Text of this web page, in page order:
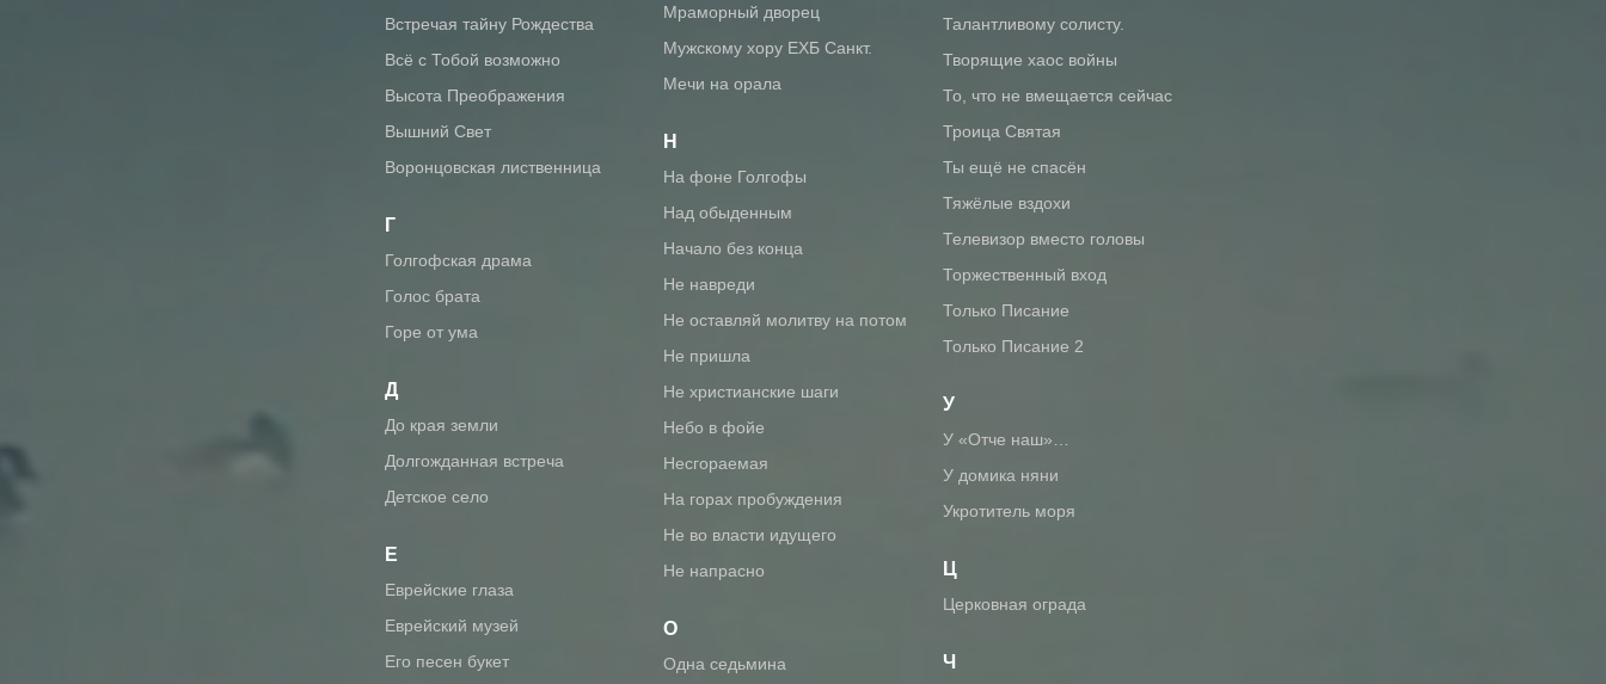
Встречая тайну Рождества
Всё с Тобой возможно
Высота Преображения
Вышний Свет
Воронцовская лиственница
Г
Голгофская драма
Голос брата
Горе от ума
Д
До края земли
Долгожданная встреча
Детское село
Е
Еврейские глаза
Еврейский музей
Его песен букет
Мраморный дворец
Мужскому хору ЕХБ Санкт.
Мечи на орала
Н
На фоне Голгофы
Над обыденным
Начало без конца
Не навреди
Не оставляй молитву на потом
Не пришла
Не христианские шаги
Небо в фойе
Несгораемая
На горах пробуждения
Не во власти идущего
Не напрасно
О
Одна седьмина
Талантливому солисту.
Творящие хаос войны
То, что не вмещается сейчас
Троица Святая
Ты ещё не спасён
Тяжёлые вздохи
Телевизор вместо головы
Торжественный вход
Только Писание
Только Писание 2
У
У «Отче наш»…
У домика няни
Укротитель моря
Ц
Церковная ограда
Ч